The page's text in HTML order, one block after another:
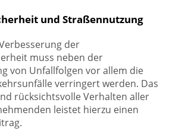
und Straßennutzung
der
muss neben der
von Unfallfolgen vor allem die
verringert werden. Das
rücksichtsvolle Verhalten aller
leistet hierzu einen